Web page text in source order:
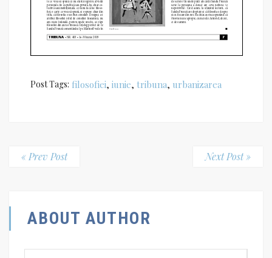
Post Tags: filosofiei, iunie, tribuna, urbanizarea
« Prev Post Next Post »
ABOUT AUTHOR